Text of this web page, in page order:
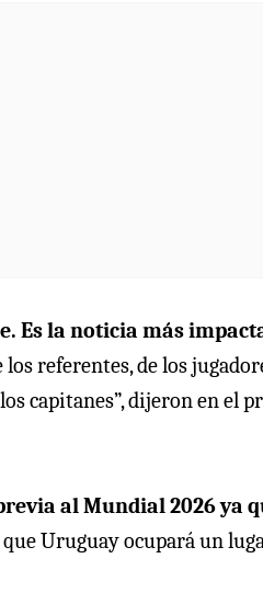
Es la noticia más
referentes, de los
capitanes”, dijeron en el
al Mundial 2026 ya
Uruguay ocupará un